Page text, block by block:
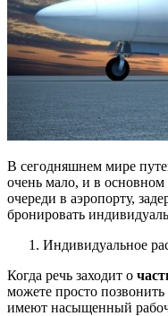
В сегодняшнем мире
очень мало, и в основном
очереди в аэропорту,
бронировать
Индивидуальное
Когда речь заходит о
можете просто
имеют насыщенный